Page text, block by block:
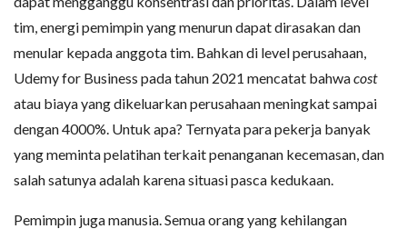
tim, energi pemimpin yang menurun dapat dirasakan dan
menular kepada anggota tim. Bahkan di level perusahaan,
Udemy for Business pada tahun 2021 mencatat bahwacost
atau biaya yang dikeluarkan perusahaan meningkat sampai
dengan 4000%. Untuk apa? Ternyata para pekerja banyak
yang meminta pelatihan terkait penanganan kecemasan, dan
salah satunya adalah karena situasi pasca kedukaan.
Pemimpin juga manusia. Semua orang yang kehilangan